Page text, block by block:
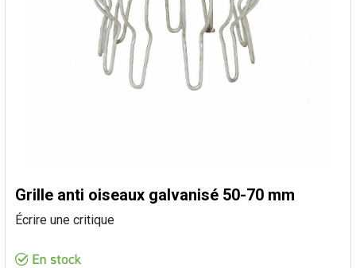
Grille anti oiseaux galvanisé 50-70 mm
Écrire une critique